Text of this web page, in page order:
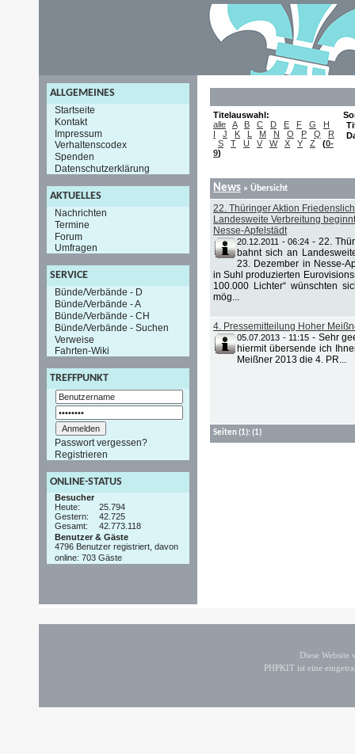
ALLGEMEINES
Startseite
Kontakt
Impressum
Verhaltenscodex
Spenden
Datenschutzerklärung
AKTUELLES
Nachrichten
Termine
Forum
Umfragen
SERVICE
Bünde/Verbände - D
Bünde/Verbände - A
Bünde/Verbände - CH
Bünde/Verbände - Suchen
Verweise
Fahrten-Wiki
TREFFPUNKT
Passwort vergessen?
Registrieren
ONLINE-STATUS
Besucher
Heute:
25.794
Gestern:
42.725
Gesamt:
42.773.118
Benutzer & Gäste
4796 Benutzer registriert, davon
online: 703 Gäste
Titelauswahl:
alle
A B C D E F G
H
I
J K L M N O P Q
R
S
T U V W X Y Z (0-
9)
News » Übersicht
22. Thüringer Aktion
Landesweite Verbreitung
Nesse-Apfelstädt
20.12.2011 - 06:24 - 22.
bahnt sich an
23. Dezember in Nesse-
in Suhl produzierten
100.000 Lichter“ wünschten
mög...
4. Pressemitteilung Hoher
05.07.2013 - 11:15 - Sehr
hiermit übersende ich
Meißner 2013 die 4. PR...
Seiten(1): (1)
Diese
PHPKIT ist eine